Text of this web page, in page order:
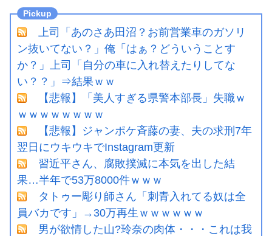
上司「あのさあ田沼？お前営業車のガソリ
ン抜いてない？」俺「はぁ？どういうことす
か？」上司「自分の車に入れ替えたりしてな
い？？」⇒結果ｗｗ
【悲報】「美人すぎる県警本部長」失職ｗ
ｗｗｗｗｗｗｗｗ
【悲報】ジャンポケ斉藤の妻、夫の求刑7年
翌日にウキウキでInstagram更新
習近平さん、腐敗撲滅に本気を出した結
果…半年で53万8000件ｗｗｗ
タトゥー彫り師さん「刺青入れてる奴は全
員バカです」→30万再生ｗｗｗｗｗｗ
男が欲情した山?玲奈の肉体・・・これは我